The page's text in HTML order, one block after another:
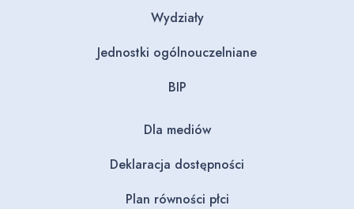
Wydziały
Jednostki ogólnouczelniane
BIP
Dla mediów
Deklaracja dostępności
Plan równości płci